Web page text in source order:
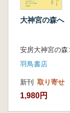
大神宮の森
羽鳥書店
新刊 取り寄せ
1,980円